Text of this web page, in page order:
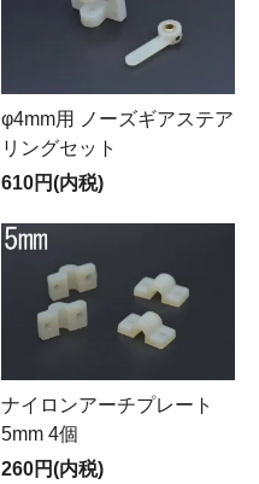
φ4mm用 ノーズギアステア
リングセット
610円(内税)
ナイロンアーチプレート
5mm 4個
260円(内税)